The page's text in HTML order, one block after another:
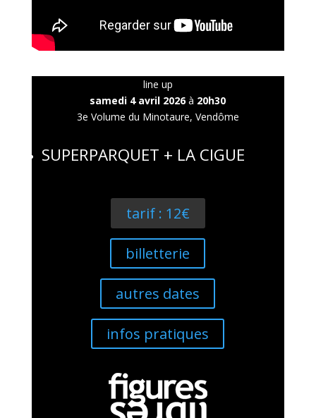
line up
samedi 4 avril 2026à 20h30
3e Volume du Minotaure, Vendôme
SUPERPARQUET + LA CIGUE
tarif : 12€
billetterie
autres dates
infos pratiques